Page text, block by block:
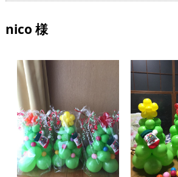
nico 様